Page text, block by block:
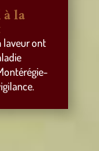
à la
laveur ont